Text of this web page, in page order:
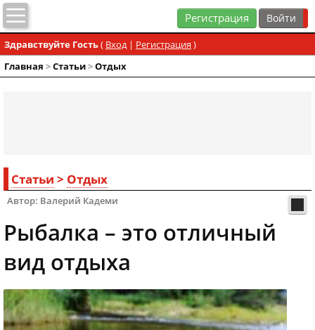
Регистрация
Здравствуйте Гость( Вход| Регистрация )
Главная >Статьи>Отдых
Статьи > Отдых
Автор: Валерий Кадеми
Рыбалка – это отличный
вид отдыха